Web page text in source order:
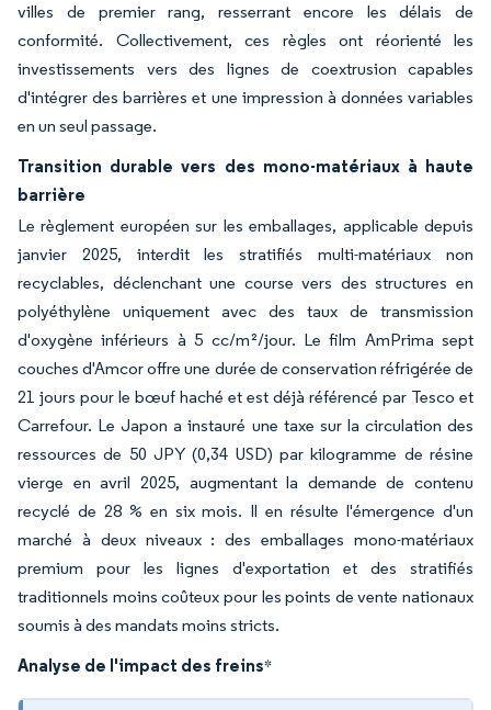
villes de premier rang, resserrant encore les délais de
conformité. Collectivement, ces règles ont réorienté les
investissements vers des lignes de coextrusion capables
d'intégrer des barrières et une impression à données variables
en un seul passage.
Transition durable vers des mono-matériaux à haute
barrière
Le règlement européen sur les emballages, applicable depuis
janvier 2025, interdit les stratifiés multi-matériaux non
recyclables, déclenchant une course vers des structures en
polyéthylène uniquement avec des taux de transmission
d'oxygène inférieurs à 5 cc/m²/jour. Le film AmPrima sept
couches d'Amcor offre une durée de conservation réfrigérée de
21 jours pour le bœuf haché et est déjà référencé par Tesco et
Carrefour. Le Japon a instauré une taxe sur la circulation des
ressources de 50 JPY (0,34 USD) par kilogramme de résine
vierge en avril 2025, augmentant la demande de contenu
recyclé de 28 % en six mois. Il en résulte l'émergence d'un
marché à deux niveaux : des emballages mono-matériaux
premium pour les lignes d'exportation et des stratifiés
traditionnels moins coûteux pour les points de vente nationaux
soumis à des mandats moins stricts.
Analyse de l'impact des freins*